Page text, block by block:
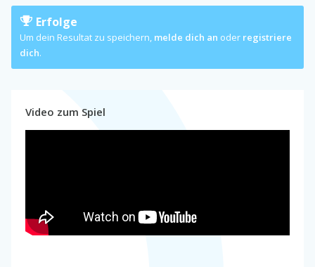
Erfolge
Um dein Resultat zu speichern, melde dich an oder registriere
dich.
Video zum Spiel